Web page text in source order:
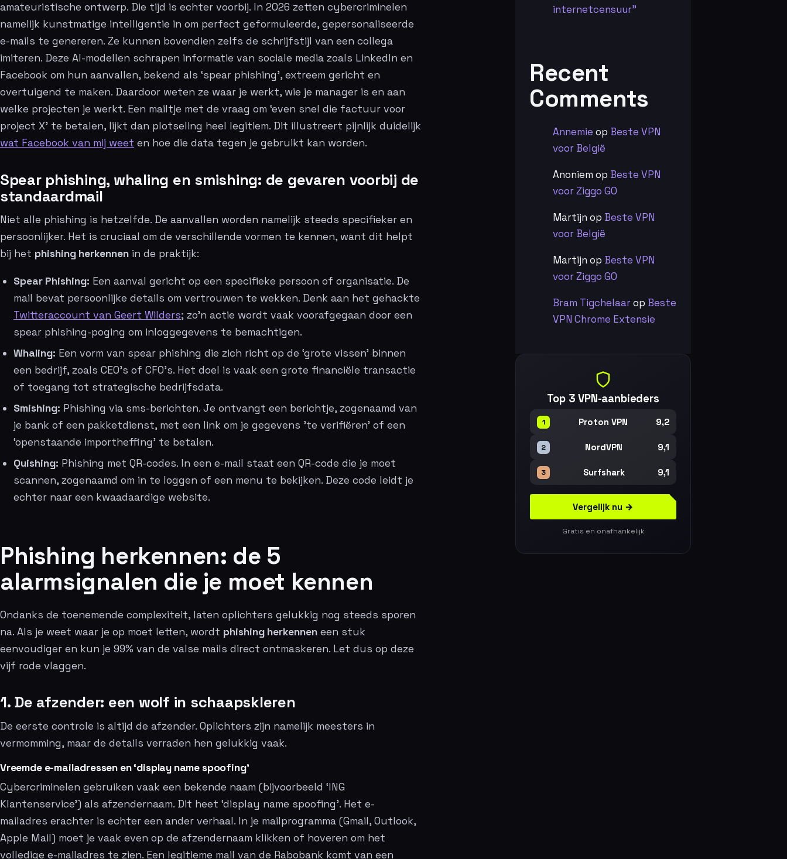
amateuristische ontwerp. Die tijd is echter voorbij. In 2026 zetten cybercriminelen
namelijk kunstmatige intelligentie in om perfect geformuleerde, gepersonaliseerde
e-mails te genereren. Ze kunnen bovendien zelfs de schrijfstijl van een collega
imiteren. Deze AI-modellen schrapen informatie van sociale media zoals LinkedIn en
Facebook om hun aanvallen, bekend als ‘spear phishing’, extreem gericht en
overtuigend te maken. Daardoor weten ze waar je werkt, wie je manager is en aan
welke projecten je werkt. Een mailtje met de vraag om ‘even snel die factuur voor
project X’ te betalen, lijkt dan plotseling heel legitiem. Dit illustreert pijnlijk duidelijk
wat Facebook van mij weet en hoe die data tegen je gebruikt kan worden.
Spear phishing, whaling en smishing: de gevaren voorbij de
standaardmail
Niet alle phishing is hetzelfde. De aanvallen worden namelijk steeds specifieker en
persoonlijker. Het is cruciaal om de verschillende vormen te kennen, want dit helpt
bij het phishing herkennen in de praktijk:
Spear Phishing: Een aanval gericht op een specifieke persoon of organisatie. De
mail bevat persoonlijke details om vertrouwen te wekken. Denk aan het gehackte
Twitteraccount van Geert Wilders; zo’n actie wordt vaak voorafgegaan door een
spear phishing-poging om inloggegevens te bemachtigen.
Whaling: Een vorm van spear phishing die zich richt op de ‘grote vissen’ binnen
een bedrijf, zoals CEO’s of CFO’s. Het doel is vaak een grote financiële transactie
of toegang tot strategische bedrijfsdata.
Smishing: Phishing via sms-berichten. Je ontvangt een berichtje, zogenaamd van
je bank of een pakketdienst, met een link om je gegevens ’te verifiëren’ of een
‘openstaande importheffing’ te betalen.
Quishing: Phishing met QR-codes. In een e-mail staat een QR-code die je moet
scannen, zogenaamd om in te loggen of een menu te bekijken. Deze code leidt je
echter naar een kwaadaardige website.
Phishing herkennen: de 5
alarmsignalen die je moet kennen
Ondanks de toenemende complexiteit, laten oplichters gelukkig nog steeds sporen
na. Als je weet waar je op moet letten, wordt phishing herkennen een stuk
eenvoudiger en kun je 99% van de valse mails direct ontmaskeren. Let dus op deze
vijf rode vlaggen.
1. De afzender: een wolf in schaapskleren
De eerste controle is altijd de afzender. Oplichters zijn namelijk meesters in
vermomming, maar de details verraden hen gelukkig vaak.
Vreemde e-mailadressen en ‘display name spoofing’
Cybercriminelen gebruiken vaak een bekende naam (bijvoorbeeld ‘ING
Klantenservice’) als afzendernaam. Dit heet ‘display name spoofing’. Het e-
mailadres erachter is echter een ander verhaal. In je mailprogramma (Gmail, Outlook,
Apple Mail) moet je vaak even op de afzendernaam klikken of hoveren om het
volledige e-mailadres te zien. Een legitieme mail van de Rabobank komt van een
internetcensuur”
Recent
Comments
Annemie op Beste VPN
voor België
Anoniem op Beste VPN
voor Ziggo GO
Martijn op Beste VPN
voor België
Martijn op Beste VPN
voor Ziggo GO
Bram Tigchelaarop Beste
VPN Chrome Extensie
Top 3 VPN-aanbieders
1 Proton VPN 9,2
2 NordVPN 9,1
3 Surfshark 9,1
Vergelijk nu →
Gratis en onafhankelijk